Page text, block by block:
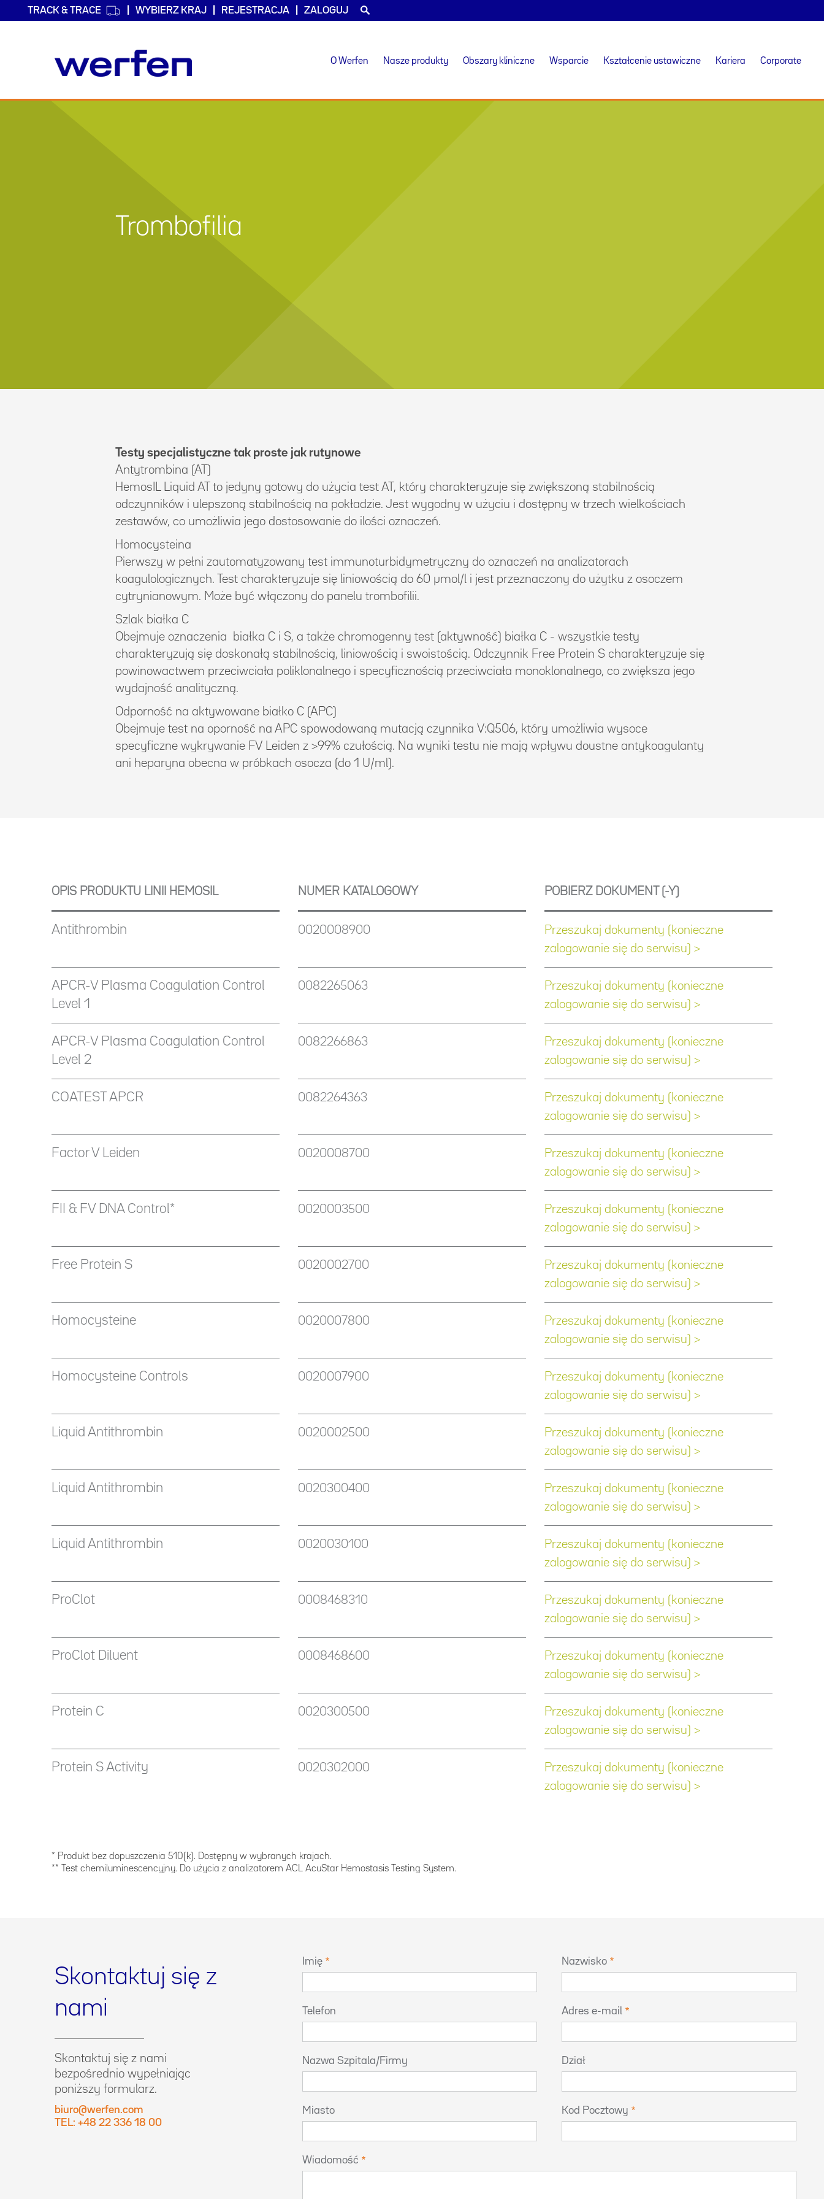
TRACK & TRACE WYBIERZ KRAJ REJESTRACJA ZALOGUJ
O Werfen Nasze produkty Obszary kliniczne Wsparcie Kształcenie ustawiczne Kariera Corporate
Trombofilia
Testy specjalistyczne tak proste jak rutynowe
Antytrombina (AT)
HemosIL Liquid AT to jedyny gotowy do użycia test AT, który charakteryzuje się zwiększoną stabilnością
odczynników i ulepszoną stabilnością na pokładzie. Jest wygodny w użyciu i dostępny w trzech wielkościach
zestawów, co umożliwia jego dostosowanie do ilości oznaczeń.
Homocysteina
Pierwszy w pełni zautomatyzowany test immunoturbidymetryczny do oznaczeń na analizatorach
koagulologicznych. Test charakteryzuje się liniowością do 60 µmol/l i jest przeznaczony do użytku z osoczem
cytrynianowym. Może być włączony do panelu trombofilii.
Szlak białka C
Obejmuje oznaczenia białka C i S, a także chromogenny test (aktywność) białka C - wszystkie testy
charakteryzują się doskonałą stabilnością, liniowością i swoistością. Odczynnik Free Protein S charakteryzuje się
powinowactwem przeciwciała poliklonalnego i specyficznością przeciwciała monoklonalnego, co zwiększa jego
wydajność analityczną.
Odporność na aktywowane białko C (APC)
Obejmuje test na oporność na APC spowodowaną mutacją czynnika V:Q506, który umożliwia wysoce
specyficzne wykrywanie FV Leiden z >99% czułością. Na wyniki testu nie mają wpływu doustne antykoagulanty
ani heparyna obecna w próbkach osocza (do 1 U/ml).
OPIS PRODUKTU LINII HEMOSIL NUMER KATALOGOWY POBIERZ DOKUMENT (-Y)
Antithrombin 0020008900
Przeszukaj dokumenty (konieczne
zalogowanie się do serwisu) >
APCR-V Plasma Coagulation Control
Level 1
0082265063
Przeszukaj dokumenty (konieczne
zalogowanie się do serwisu) >
APCR-V Plasma Coagulation Control
Level 2
0082266863
Przeszukaj dokumenty (konieczne
zalogowanie się do serwisu) >
COATEST APCR 0082264363
Przeszukaj dokumenty (konieczne
zalogowanie się do serwisu) >
Factor V Leiden 0020008700
Przeszukaj dokumenty (konieczne
zalogowanie się do serwisu) >
FII & FV DNA Control* 0020003500
Przeszukaj dokumenty (konieczne
zalogowanie się do serwisu) >
Free Protein S 0020002700
Przeszukaj dokumenty (konieczne
zalogowanie się do serwisu) >
Homocysteine 0020007800
Przeszukaj dokumenty (konieczne
zalogowanie się do serwisu) >
Homocysteine Controls 0020007900
Przeszukaj dokumenty (konieczne
zalogowanie się do serwisu) >
Liquid Antithrombin 0020002500
Przeszukaj dokumenty (konieczne
zalogowanie się do serwisu) >
Liquid Antithrombin 0020300400
Przeszukaj dokumenty (konieczne
zalogowanie się do serwisu) >
Liquid Antithrombin 0020030100
Przeszukaj dokumenty (konieczne
zalogowanie się do serwisu) >
ProClot 0008468310
Przeszukaj dokumenty (konieczne
zalogowanie się do serwisu) >
ProClot Diluent 0008468600
Przeszukaj dokumenty (konieczne
zalogowanie się do serwisu) >
Protein C 0020300500
Przeszukaj dokumenty (konieczne
zalogowanie się do serwisu) >
Protein S Activity 0020302000
Przeszukaj dokumenty (konieczne
zalogowanie się do serwisu) >
* Produkt bez dopuszczenia 510(k). Dostępny w wybranych krajach.
** Test chemiluminescencyjny. Do użycia z analizatorem ACL AcuStar Hemostasis Testing System.
Skontaktuj się z
nami
Skontaktuj się z nami
bezpośrednio wypełniając
poniższy formularz.
biuro@werfen.com
TEL: +48 22 336 18 00
Imię Nazwisko
Telefon Adres e-mail
Nazwa Szpitala/Firmy Dział
Miasto Kod Pocztowy
Wiadomość